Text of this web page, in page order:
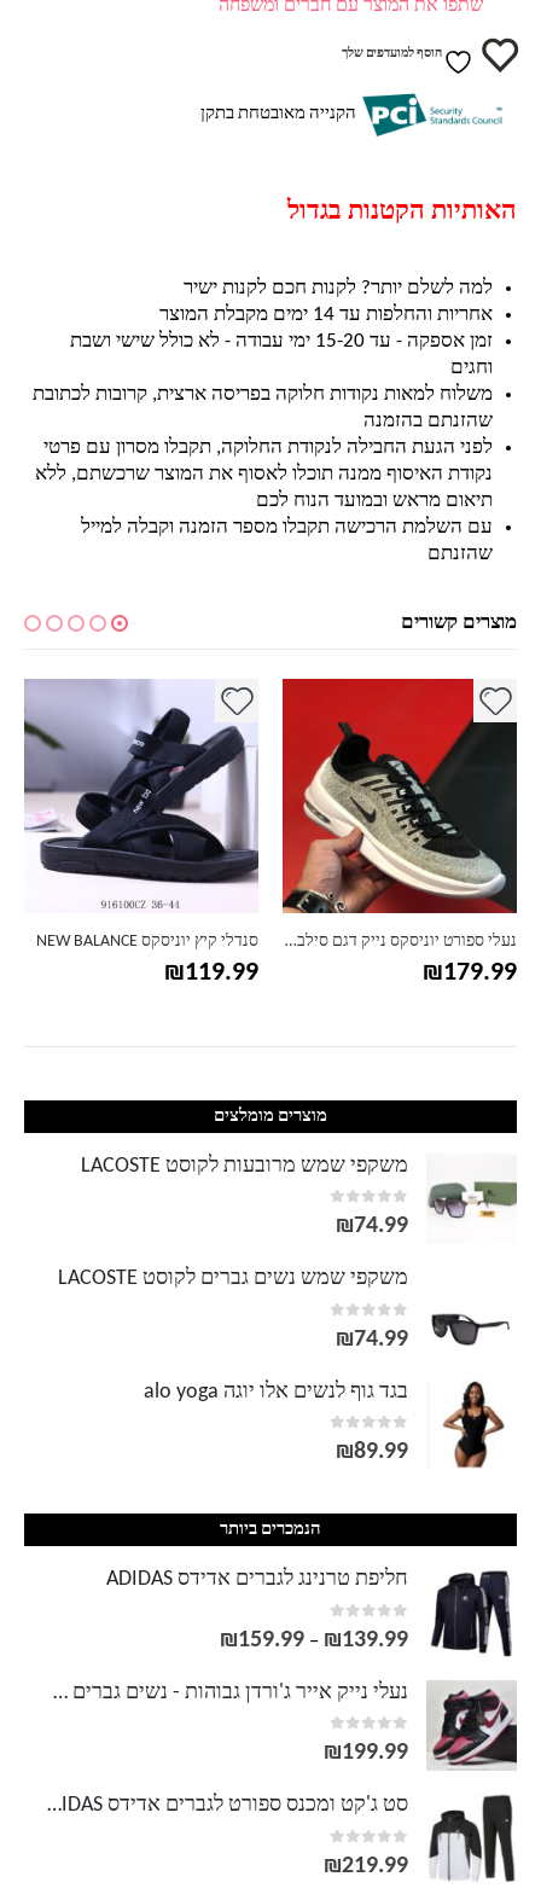
שתפו את המוצר עם חברים ומשפחה
הוסף למועדפים שלך
הקנייה מאובטחת בתקן
האותיות הקטנות בגדול
למה לשלם יותר? לקנות חכם לקנות ישיר
אחריות והחלפות עד 14 ימים מקבלת המוצר
זמן אספקה - עד 15-20 ימי עבודה - לא כולל שישי ושבת
וחגים
משלוח למאות נקודות חלוקה בפריסה ארצית, קרובות לכתובת
שהזנתם בהזמנה
לפני הגעת החבילה לנקודת החלוקה, תקבלו מסרון עם פרטי
נקודת האיסוף ממנה תוכלו לאסוף את המוצר שרכשתם, ללא
תיאום מראש ובמועד הנוח לכם
עם השלמת הרכישה תקבלו מספר הזמנה וקבלה למייל
שהזנתם
מוצרים קשורים
נעלי ספורט יוניסקס נייק דגם סילבר NIKE
₪179.99
למוצר זה יש מספר סוגים. ניתן לבחור את האפשרויות בעמוד המוצר
סנדלי קיץ יוניסקס NEW BALANCE
₪119.99
למוצר זה יש מספר סוגים. ניתן לבחור את האפשרויות בעמוד המוצר
מוצרים מומלצים
משקפי שמש מרובעות לקוסט LACOSTE
0
out of 5
₪74.99
משקפי שמש נשים גברים לקוסט LACOSTE
0
out of 5
₪74.99
בגד גוף לנשים אלו יוגה alo yoga
0
out of 5
₪89.99
הנמכרים ביותר
חליפת טרנינג לגברים אדידס ADIDAS
0
out of 5
₪139.99
–
₪159.99
נעלי נייק אייר ג'ורדן גבוהות - נשים גברים NIKE AIR JORDAN
0
out of 5
₪199.99
סט ג'קט ומכנס ספורט לגברים אדידס ADIDAS
0
out of 5
₪219.99